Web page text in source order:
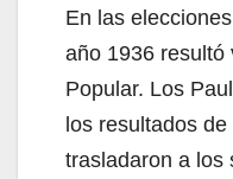
En las
año 1936 resultó
Popular. Los
los resultados
trasladaron a los